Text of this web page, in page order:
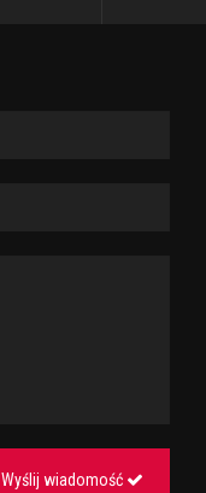
Wyślij wiadomość